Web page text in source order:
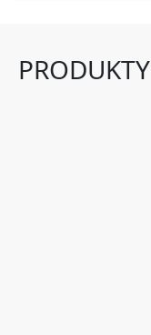
PRODUKTY